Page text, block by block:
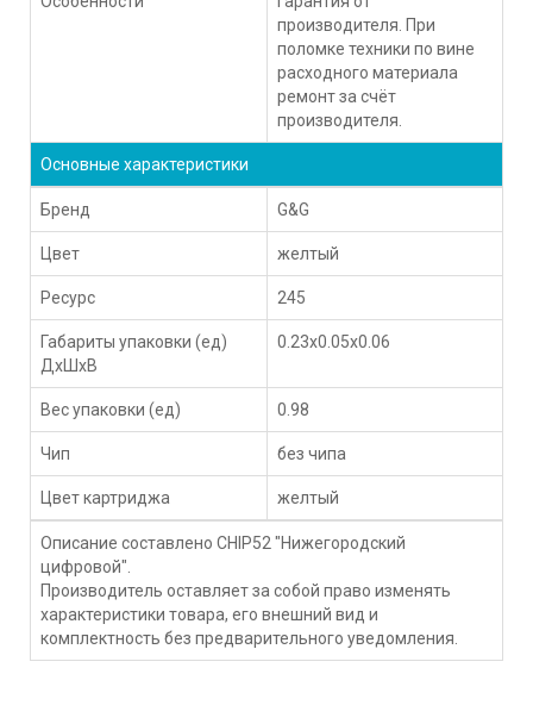
производителя. При
поломке техники по вине
расходного материала
ремонт за счёт
производителя.
Основные характеристики
Бренд G&G
Цвет желтый
Ресурс 245
Габариты упаковки (ед)
ДхШхВ
0.23x0.05x0.06
Вес упаковки (ед) 0.98
Чип без чипа
Цвет картриджа желтый
Описание составлено CHIP52 "Нижегородский
цифровой".
Производитель оставляет за собой право изменять
характеристики товара, его внешний вид и
комплектность без предварительного уведомления.